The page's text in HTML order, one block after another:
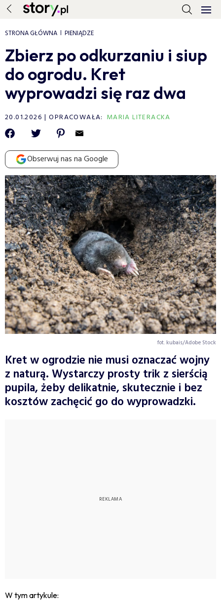
STRONA GŁÓWNA PIENIĄDZE
Zbierz po odkurzaniu i siup
do ogrodu. Kret
wyprowadzi się raz dwa
20.01.2026 OPRACOWAŁA: MARIA LITERACKA
Obserwuj nas na Google
fot. kubais/Adobe Stock
Kret w ogrodzie nie musi oznaczać wojny
z naturą. Wystarczy prosty trik z sierścią
pupila, żeby delikatnie, skutecznie i bez
kosztów zachęcić go do wyprowadzki.
W tym artykule: